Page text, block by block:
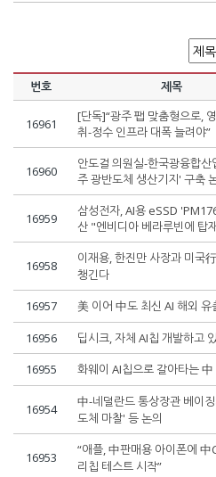
번호 제목
16961
[단독]“광주 팹 맞춤형으로,
취-정수 인프라 대폭 늘려야”
16960
안도걸 의원실-한국광융합산
주 광반도체 생산기지' 구축
16959
삼성전자, AI용 eSSD
산 "엔비디아 베라루빈에 탑
16958
이재용, 한진만 사장과 미국
챙긴다
16957 美 이어 中도 최신 AI 해외 유
16956
딥시크, 자체 AI칩 개발하고
16955
화웨이 AI칩으로 갈아타는 中
16954
中-네덜란드 통상장관 베이
도체 마찰' 등 논의
16953
“애플, 中판매용 아이폰에 中
리칩 테스트 시작”